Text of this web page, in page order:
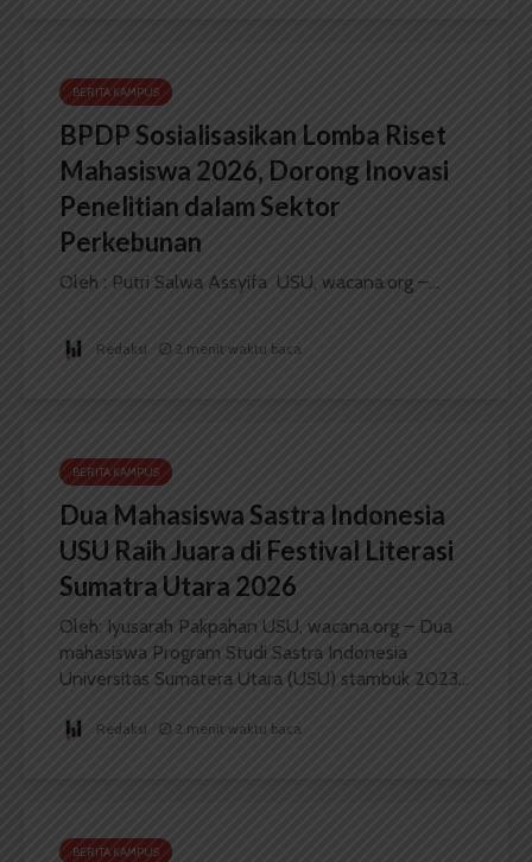
BERITA KAMPUS
BPDP Sosialisasikan Lomba Riset
Mahasiswa 2026, Dorong Inovasi
Penelitian dalam Sektor
Perkebunan
Oleh : Putri Salwa Assyifa USU, wacana.org –...
Redaksi 2 menit waktu baca
BERITA KAMPUS
Dua Mahasiswa Sastra Indonesia
USU Raih Juara di Festival Literasi
Sumatra Utara 2026
Oleh: Iyusarah Pakpahan USU, wacana.org – Dua
mahasiswa Program Studi Sastra Indonesia
Universitas Sumatera Utara (USU) stambuk 2023...
Redaksi 2 menit waktu baca
BERITA KAMPUS